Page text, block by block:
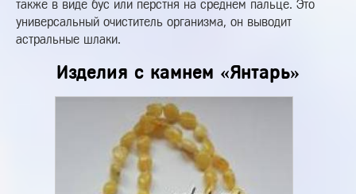
также в виде бус или перстня на среднем пальце. Это
универсальный очиститель организма, он выводит
астральные шлаки.
Изделия с камнем «Янтарь»